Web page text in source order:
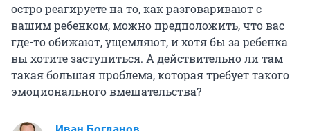
остро реагируете на то, как разговаривают с
вашим ребенком, можно предположить, что вас
где-то обижают, ущемляют, и хотя бы за ребенка
вы хотите заступиться. А действительно ли там
такая большая проблема, которая требует такого
эмоционального вмешательства?